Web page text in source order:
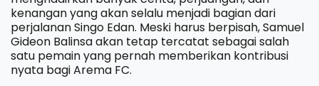
kenangan yang akan selalu menjadi bagian dari
perjalanan Singo Edan. Meski harus berpisah, Samuel
Gideon Balinsa akan tetap tercatat sebagai salah
satu pemain yang pernah memberikan kontribusi
nyata bagi Arema FC.